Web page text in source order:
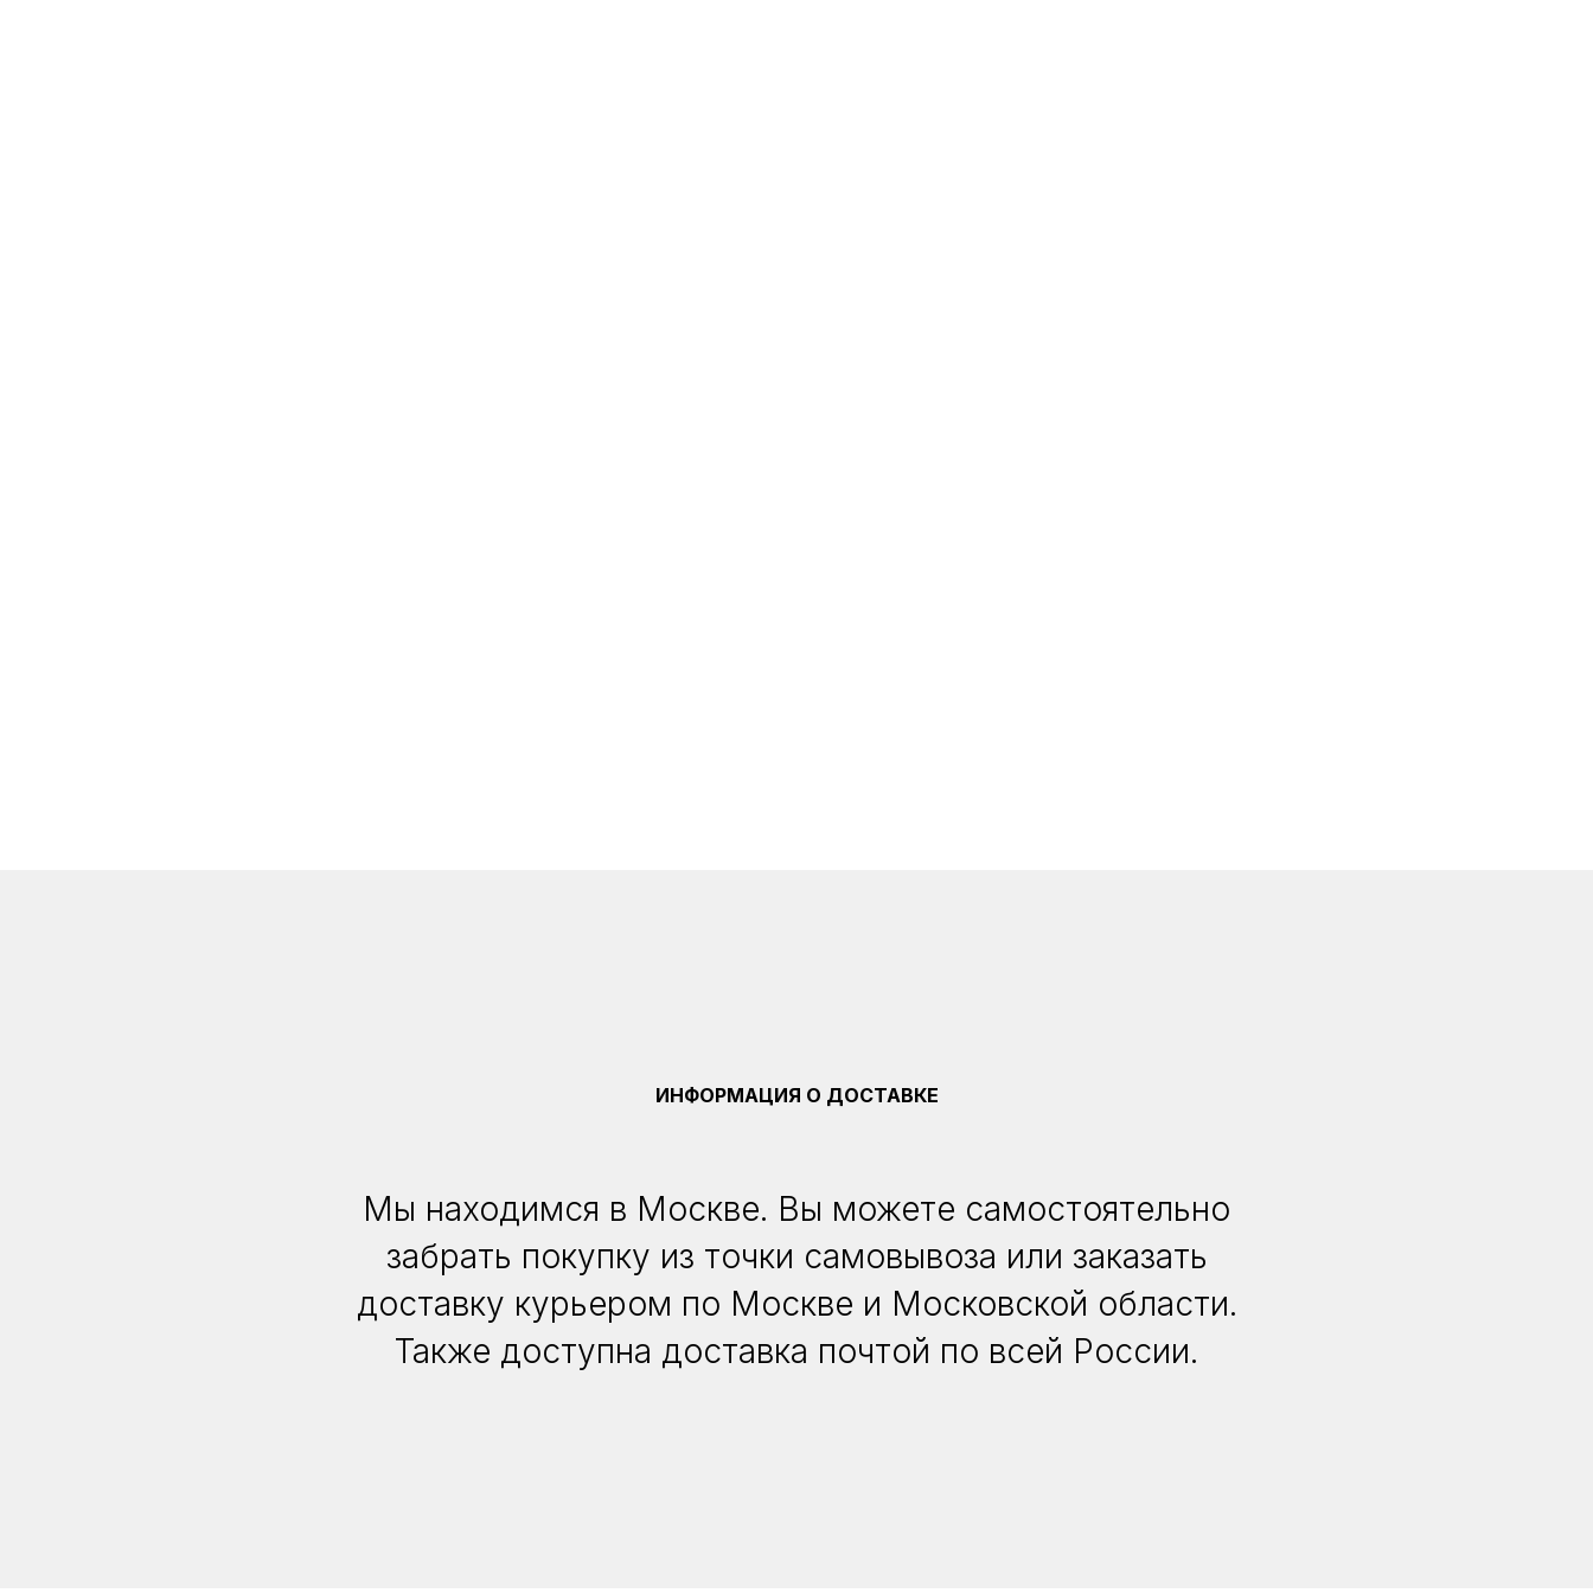
ИНФОРМАЦИЯ О ДОСТАВКЕ
Мы находимся в Москве. Вы можете самостоятельно
забрать покупку из точки самовывоза или заказать
доставку курьером по Москве и Московской области.
Также доступна доставка почтой по всей России.